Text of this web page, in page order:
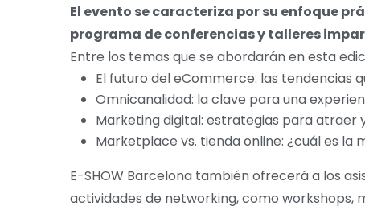
El evento se caracteriza por su enfoque
programa de conferencias y talleres
Entre los temas que se abordarán en esta
El futuro del eCommerce: las tendencias
Omnicanalidad: la clave para una
Marketing digital: estrategias para atraer
Marketplace vs. tienda online: ¿cuál es la
E-SHOW Barcelona también ofrecerá a los
actividades de networking, como workshops,